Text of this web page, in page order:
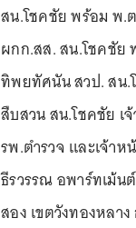
สน.โชคชัย พร้อม พ.
ผกก.สส. สน.โชคชัย
ทิพยทัศนัน สวป. สน.
สืบสวน สน.โชคชัย
รพ.ตำรวจ และเจ้า
ธีรวรรณ อพาร์ทเม้น
สอง เขตวังทองหลา